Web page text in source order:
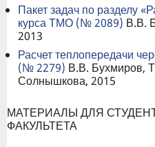
Пакет задач по разделу
курса ТМО (№ 2089) В.В.
2013
Расчет теплопередачи
(№ 2279) В.В. Бухмиров,
Солнышкова, 2015
МАТЕРИАЛЫ ДЛЯ
ФАКУЛЬТЕТА